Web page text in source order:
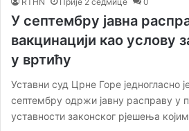
У септембру јавна
вакцинацији као услову
у вртићу
Уставни суд Црне Горе једногласно
септембру одржи јавну расправу у
уставности законског рјешења